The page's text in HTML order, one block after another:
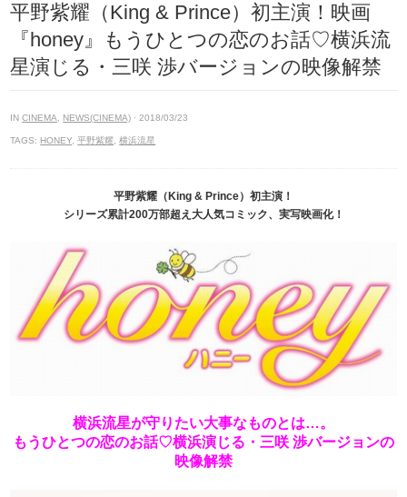
平野紫耀（King & Prince）初主演！映画
『honey』もうひとつの恋のお話♡横浜流
星演じる・三咲 渉バージョンの映像解禁
INCINEMA NEWS(CINEMA) · 2018/03/23
TAGS: HONEY ,平野紫耀 ,横浜流星
平野紫耀（King & Prince）初主演！
シリーズ累計200万部超え大人気コミック、実写映画化！
横浜流星が守りたい大事なものとは…。
もうひとつの恋のお話♡横浜演じる・三咲 渉バージョンの
映像解禁